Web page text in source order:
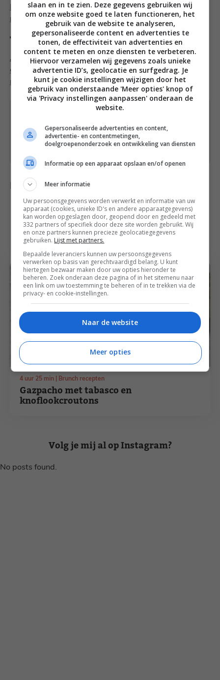
Hapjes recepten, Lente recepten, Lunch recepten,
recepten, Zomer recepten
Tags
Ansjovis, Binnen 15 minuten in de
oven
Brood, Paprika, Recept, Spaanse
recepten, Uitgebreid koken
anders? Stuur eenberichtvia het
contactformulier of neem contact op via
FacebookofInstagram.
Delen met anderen
Ook heerlijk voor jou
4uur
uur 25minuten
min Brunch recepten
Gazpacho met tabasco en
knoflookcroutons
Volg je mij al op Instagram?
No posts found.
slaan en in te zien. Deze gegevens gebruiken wij
om onze website goed te laten functioneren, het
gebruik van de website te analyseren,
gepersonaliseerde content en advertenties te
tonen, de effectiviteit van advertenties en
content te meten en onze diensten te verbeteren.
Hiervoor verzamelen wij gegevens zoals unieke
advertentie ID’s, geolocatie en surfgedrag. Je
kunt je cookie instellingen wijzigen door het
gebruik van onderstaande 'Meer opties' knop of
via 'Privacy instellingen aanpassen' onderaan de
website.
Gepersonaliseerde advertenties en content,
advertentie- en contentmetingen,
doelgroepenonderzoek en ontwikkeling van diensten
Informatie op een apparaat opslaan en/of openen
Meer informatie
Uw persoonsgegevens worden verwerkt en informatie van uw
apparaat (cookies, unieke ID's en andere apparaatgegevens)
kan worden opgeslagen door, geopend door en gedeeld met
332 partners of specifiek door deze site worden gebruikt. Wij
en onze partners kunnen precieze geolocatiegegevens
gebruiken. Lijst met partners.
Bepaalde leveranciers kunnen uw persoonsgegevens
verwerken op basis van gerechtvaardigd belang. U kunt
hiertegen bezwaar maken door uw opties hieronder te
beheren. Zoek onderaan deze pagina of in het sitemenu naar
een link om uw toestemming te beheren of in te trekken via de
privacy- en cookie-instellingen.
Naar de website
Meer opties